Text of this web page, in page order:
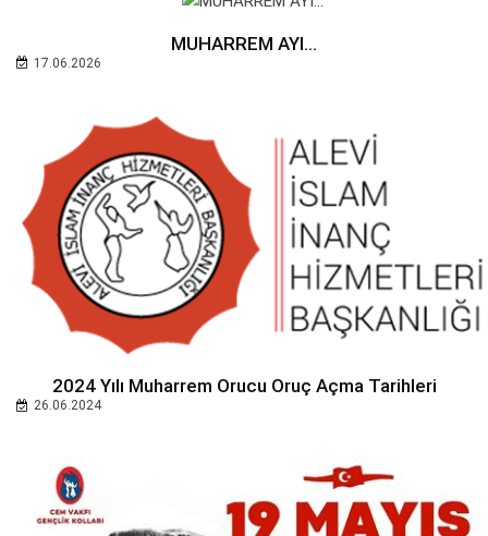
MUHARREM AYI...
17.06.2026
2024 Yılı Muharrem Orucu Oruç Açma Tarihleri
26.06.2024